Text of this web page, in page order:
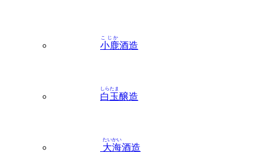
小鹿
こじか
酒造
白玉
しらたま
醸造
大海
たいかい
酒造